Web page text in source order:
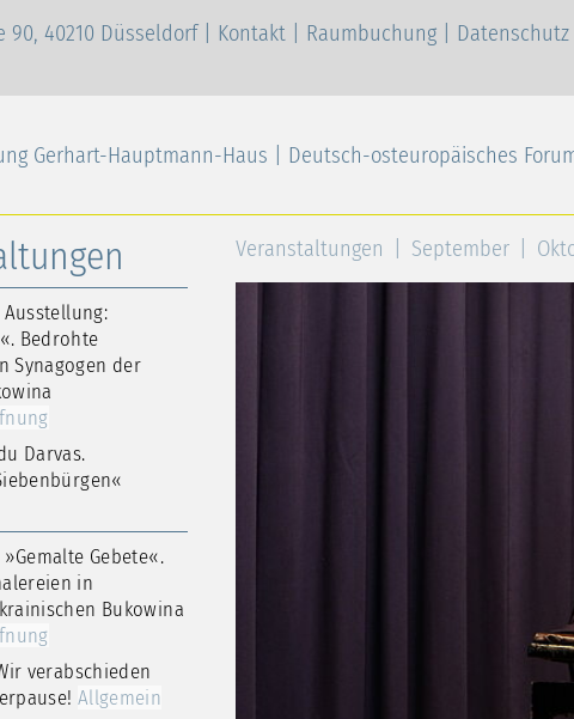
90, 40210 Düsseldorf | Kontakt Raumbuchung Datenschutz
Gerhart-Hauptmann-Haus | Deutsch-osteuropäisches
Ausstellung:
Bedrohte
Synagogen der
Darvas.
»Gemalte Gebete«.
in
Bukowina
verabschieden
Allgemein
Veranstaltungen September